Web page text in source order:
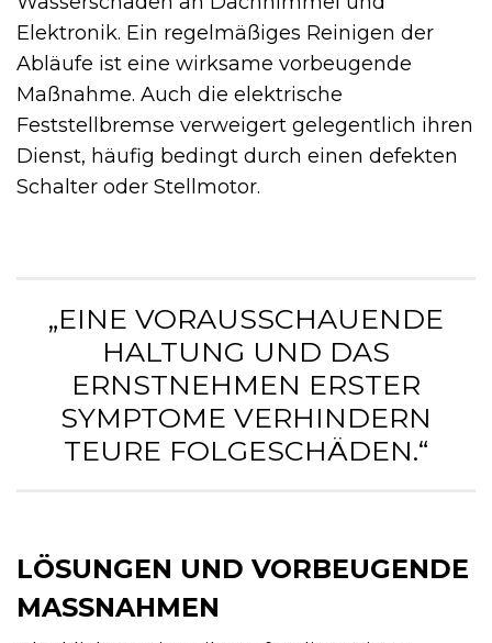
Elektronik. Ein regelmäßiges Reinigen der
Abläufe ist eine wirksame vorbeugende
Maßnahme. Auch die elektrische
Feststellbremse verweigert gelegentlich ihren
Dienst, häufig bedingt durch einen defekten
Schalter oder Stellmotor.
„EINE VORAUSSCHAUENDE
HALTUNG UND DAS
ERNSTNEHMEN ERSTER
SYMPTOME VERHINDERN
TEURE FOLGESCHÄDEN.“
LÖSUNGEN UND VORBEUGENDE
MASSNAHMEN